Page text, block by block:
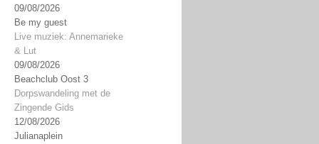
09/08/2026
Be my guest
Live muziek: Annemarieke
& Lut
09/08/2026
Beachclub Oost 3
Dorpswandeling met de
Zingende Gids
12/08/2026
Julianaplein